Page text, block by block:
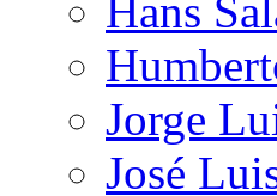
Hans
Jorge
José